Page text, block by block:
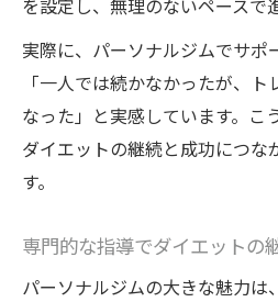
初心者でも無理なく
ルの利点
ダイエットの知識が身に
パーソナルと学ぶダ
得できる理由
運動初心者でも分か
を設定し、無理のないペースで
実際に、パーソナルジムでサポ
「一人では続かなかったが、
なった」と実感しています。こ
ダイエットの継続と成功につな
す。
専門的な指導でダイエットの
パーソナルジムの大きな魅力は